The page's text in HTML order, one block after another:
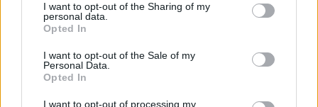
I want to opt-out of the Sharing of my
personal data.
Opted In
I want to opt-out of the Sale of my
Personal Data.
Opted In
I want to opt-out of processing my
εξωτερικό ή αλλαγές που διευρύνουν την
Η επιρροή του Δία λειτουργεί
υποστηρικτικά, δίνοντας ώθηση σε σχέδια